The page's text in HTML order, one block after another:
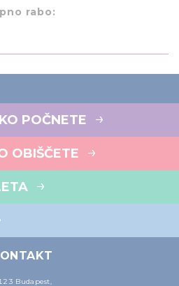
rabo:
POČNETE
OBIŠČETE
Budapest,